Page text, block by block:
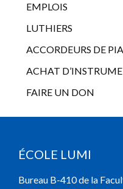
EMPLOIS
LUTHIERS
ACCORDEURS DE
ACHAT
FAIRE UN DON
ÉCOLE LUMI
Bureau B-410 de la